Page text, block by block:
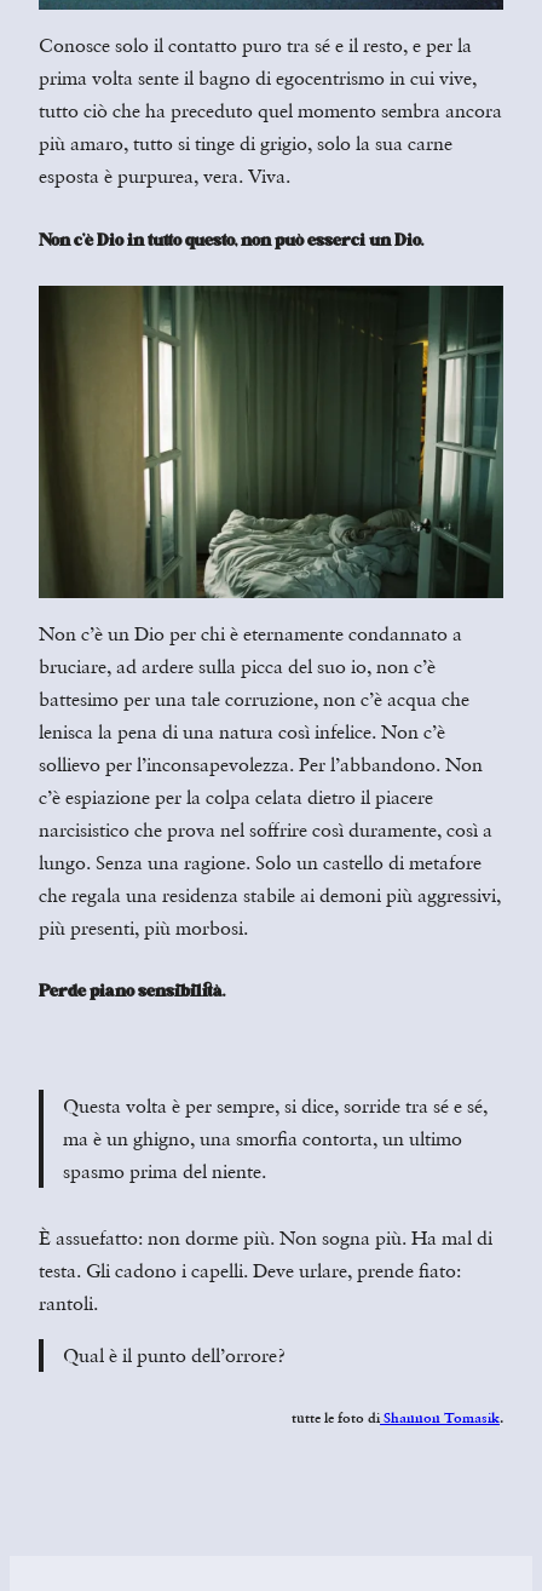
Conosce solo il contatto puro tra sé e il resto, e per la
prima volta sente il bagno di egocentrismo in cui vive,
tutto ciò che ha preceduto quel momento sembra ancora
più amaro, tutto si tinge di grigio, solo la sua carne
esposta è purpurea, vera. Viva.
Non c’è Dio in tutto questo, non può esserci un Dio.
Non c’è un Dio per chi è eternamente condannato a
bruciare, ad ardere sulla picca del suo io, non c’è
battesimo per una tale corruzione, non c’è acqua che
lenisca la pena di una natura così infelice. Non c’è
sollievo per l’inconsapevolezza. Per l’abbandono. Non
c’è espiazione per la colpa celata dietro il piacere
narcisistico che prova nel soffrire così duramente, così a
lungo. Senza una ragione. Solo un castello di metafore
che regala una residenza stabile ai demoni più aggressivi,
più presenti, più morbosi.
Perde piano sensibilità.
Questa volta è per sempre, si dice, sorride tra sé e sé,
ma è un ghigno, una smorfia contorta, un ultimo
spasmo prima del niente.
È assuefatto: non dorme più. Non sogna più. Ha mal di
testa. Gli cadono i capelli. Deve urlare, prende fiato:
rantoli.
Qual è il punto dell’orrore?
tutte le foto di Shannon Tomasik.